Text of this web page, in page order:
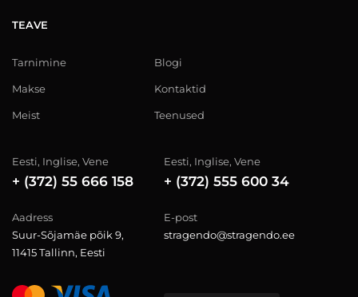
TEAVE
Tarnimine
Makse
Meist
Blogi
Kontaktid
Teenused
Eesti, Inglise, Vene
+ (372) 55 666 158
Eesti, Inglise, Vene
+ (372) 555 600 34
Aadress
Suur-Sõjamäe põik 9,
11415 Tallinn, Eesti
E-post
stragendo@stragendo.ee